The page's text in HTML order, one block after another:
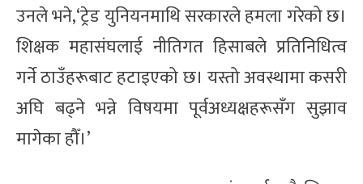
उनले भने,‘ट्रेड युनियनमाथि सरकारले हमला गरेको छ।
शिक्षक महासंघलाई नीतिगत हिसाबले प्रतिनिधित्व
गर्ने ठाउँहरूबाट हटाइएको छ। यस्तो अवस्थामा कसरी
अघि बढ्ने भन्ने विषयमा पूर्वअध्यक्षहरूसँग सुझाव
मागेका हौँ।’